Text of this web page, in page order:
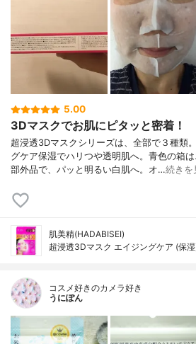
5.00
3Dマスクでお肌にピタッと密着！
超浸透3Dマスクシリーズは、全部で３種類
グケア保湿でハリつや透明肌へ。青色の箱
部外品で、パッと明るい白肌へ。オ…続きを
肌美精(HADABISEI)
超浸透3Dマスク エイジングケア (保
コスメ好きのカメラ好き
うにぽん